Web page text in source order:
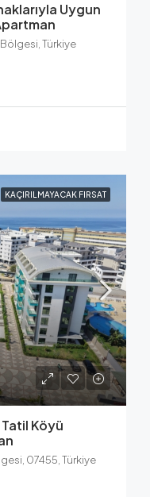
Uygun
Türkiye
KAÇIRILMAYACAK FIRSAT
Tatil Köyü
07455, Türkiye